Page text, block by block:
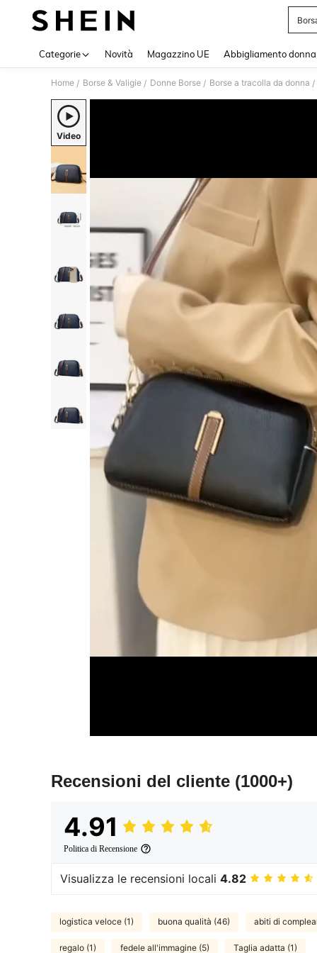
Categorie Novità Magazzino UE Abbigliamento donna
Home / Borse & Valigie / Donne Borse / Borse a tracolla da donna /
Video
Recensioni del cliente (1000+)
4.91
Politica di Recensione
Visualizza le recensioni locali 4.82
logistica veloce (1) buona qualità (46) abiti di
regalo (1) fedele all'immagine (5) Taglia adatta (1)